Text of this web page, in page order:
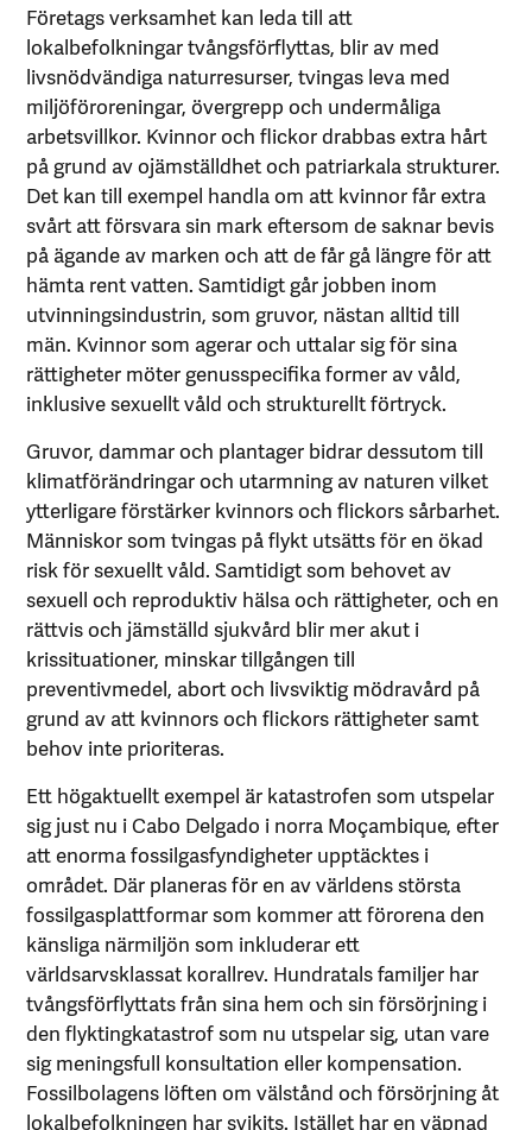
Företags verksamhet kan leda till att
lokalbefolkningar tvångsförflyttas, blir av med
livsnödvändiga naturresurser, tvingas leva med
miljöföroreningar, övergrepp och undermåliga
arbetsvillkor. Kvinnor och flickor drabbas extra hårt
på grund av ojämställdhet och patriarkala strukturer.
Det kan till exempel handla om att kvinnor får extra
svårt att försvara sin mark eftersom de saknar bevis
på ägande av marken och att de får gå längre för att
hämta rent vatten. Samtidigt går jobben inom
utvinningsindustrin, som ­gruvor, nästan alltid till
män. Kvinnor som agerar och uttalar sig för sina
rättigheter möter genus­specifika former av våld,
inklusive sexuellt våld och strukturellt förtryck.
Gruvor, dammar och plantager bidrar dessutom till
klimatförändringar och utarmning av ­naturen vilket
ytterligare förstärker kvinnors och flickors sårbarhet.
Människor som tvingas på flykt utsätts för en ökad
risk för sexuellt våld. Samtidigt som behovet av
sexuell och reproduktiv hälsa och rättigheter, och en
rättvis och jämställd sjukvård blir mer akut i
krissituationer, minskar tillgången till
preventivmedel, abort och livsviktig mödravård på
grund av att kvinnors och flickors rättigheter samt
behov inte prioriteras.
Ett högaktuellt exempel är kata­strofen som utspelar
sig just nu i Cabo Delgado i norra Moçambique, efter
att enorma fossilgasfyndigheter upptäcktes i
området. Där planeras för en av världens största
fossilgasplattformar som kommer att förorena den
känsliga närmiljön som inkluderar ett
världsarvsklassat korallrev. Hundratals familjer har
tvångsförflyttats från sina hem och sin försörjning i
den flyktingkatastrof som nu utspelar sig, utan vare
sig meningsfull konsultation eller kompensation.
Fossil­bolagens löften om välstånd och försörjning åt
lokalbefolkningen har svikits. Istället har en väpnad